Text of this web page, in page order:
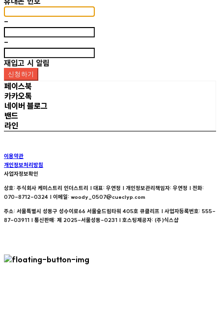
-
-
재입고 시 알림
신청하기
페이스북
카카오톡
네이버 블로그
밴드
라인
이용약관
개인정보처리방침
사업자정보확인
상호: 주식회사 케미스트리 인더스트리 | 대표: 우연정 | 개인정보관리책임자: 우연정 | 전화:
070-8712-0324 | 이메일: woody_0507@cueclyp.com
주소: 서울특별시 성동구 성수이로66 서울숲드림타워 405호 큐클리프 | 사업자등록번호: 555-
87-03911 | 통신판매: 제 2025-서울성동-0231 | 호스팅제공자: (주)식스샵